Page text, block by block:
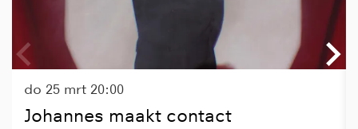
Johannes maakt contact
do 25 mrt 20:00